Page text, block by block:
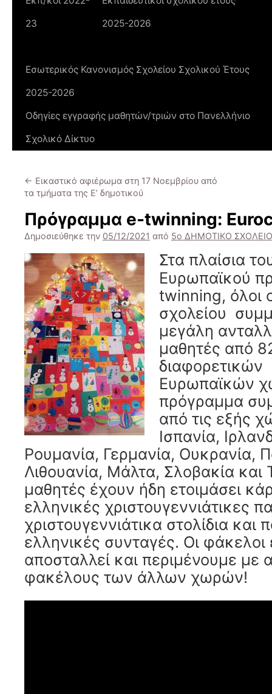
23
2025-2026
Εσωτερικός Κανονισμός Σχολείου Σχολικού Έτους
2025-2026
Οδηγίες εγγραφής μαθητών/τριών στο Πανελλήνιο
Σχολικό Δίκτυο
← Εικαστικό αφιέρωμα στη 17 Νοεμβρίου από
τα τμήματα της Ε’ δημοτικού
Πρόγραμμα e-twinning:
Δημοσιεύθηκε την 05/12/2021 από 5ο ΔΗΜΟΤΙΚΟ
Στα πλαίσια
Ευρωπαϊκού
twinning, όλοι
σχολείου
μεγάλη
μαθητές από
διαφορετικών
Ευρωπαϊκών
πρόγραμμα
από τις εξής
Ισπανία,
Ρουμανία, Γερμανία, Ουκρανία,
Λιθουανία, Μάλτα, Σλοβακία και
μαθητές έχουν ήδη ετοιμάσει
ελληνικές χριστουγεννιάτικες
χριστουγεννιάτικα στολίδια και
ελληνικές συνταγές. Οι
αποσταλλεί και περιμένουμε με
φακέλους των άλλων χωρών!